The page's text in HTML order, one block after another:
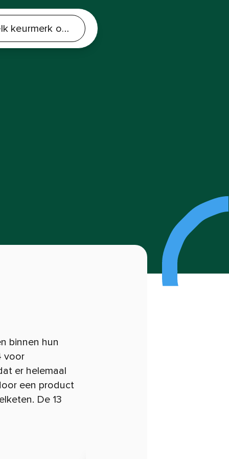
binnen hun
voor
er helemaal
een product
De 13